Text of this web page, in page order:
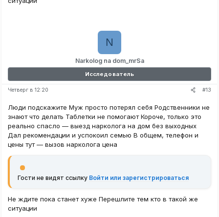
Narkolog na dom_mrSa
N
Исследователь
Четверг в 12:20 #13
Люди подскажите Муж просто потерял себя Родственники не
знают что делать Таблетки не помогают Короче, только это
реально спасло — выезд нарколога на дом без выходных
Дал рекомендации и успокоил семью В общем, телефон и
цены тут — вызов нарколога цена
Гости не видят ссылку Войти или зарегистрироваться
Не ждите пока станет хуже Перешлите тем кто в такой же
ситуации